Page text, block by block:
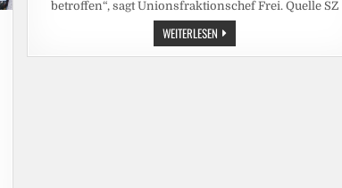
betroffen“, sagt Unionsfraktionschef Frei. Quelle SZ
WEITERLESEN BUNDESPOLITIK:
FREI:
CDU-